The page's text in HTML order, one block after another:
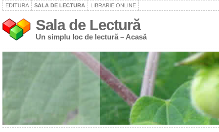
EDITURA SALA DE LECTURA LIBRARIE ONLINE
Sala de Lectură
Un simplu loc de lectură – Acasă